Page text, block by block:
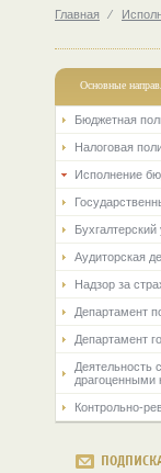
Главная ⁄
Основные
Бюджетная
Налоговая
Исполнение
Аудиторская
Надзор за
Департамент
Департамент
Деятельность
драгоценными
Контрольно-